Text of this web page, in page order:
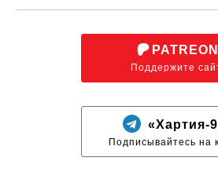
PATREON
Поддержите
«Хартия-
Подписывайтесь на